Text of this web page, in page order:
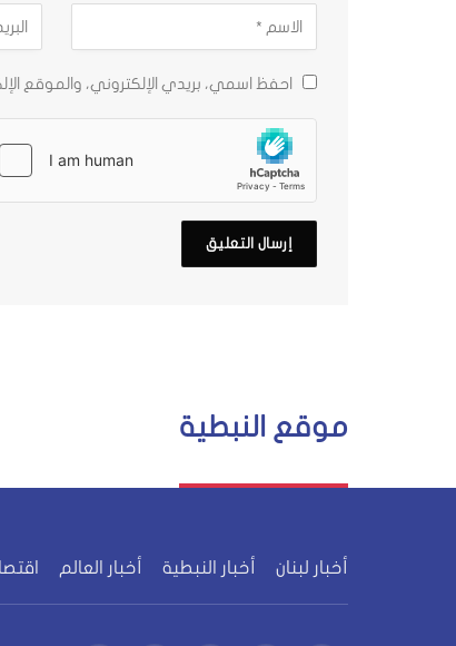
احفظ اسمي، بريدي الإلكتروني، والموقع
موقع النبطية
أخبار لبنان أخبار النبطية أخبار العالم